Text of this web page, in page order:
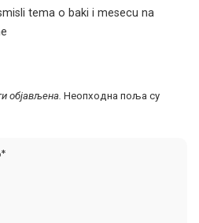
tema o baki i mesecu na
објављена. Неопходна поља су